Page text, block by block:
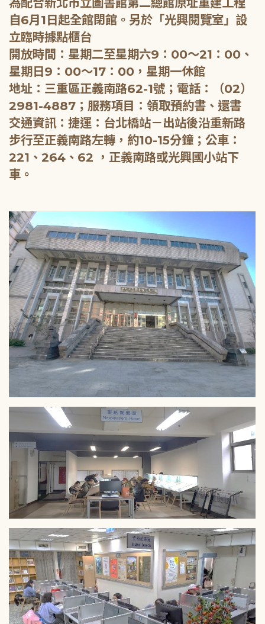
自6月1日起全館閉館。另於「光興閱覽室」設
立臨時據點櫃台
開放時間：星期二至星期六9：00～21：00、
星期日9：00～17：00，星期一休館
地址：三重區正義南路62-1號；電話：（02）
2981-4887；服務項目：領取預約書、還書
交通資訊：捷運：台北橋站－出站後沿重新路
步行至正義南路左轉，約10-15分鐘；公車：
221、264、62 ，正義南路或光興國小站下
車。